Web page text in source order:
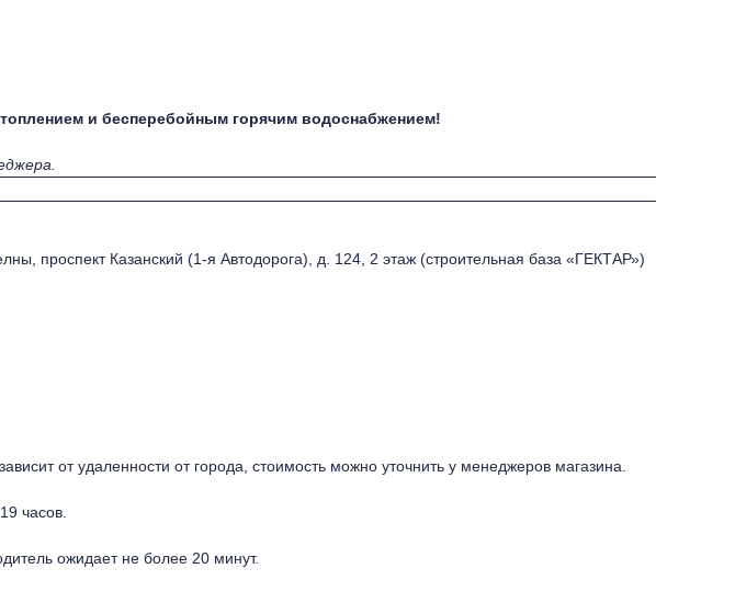
и бесперебойным горячим водоснабжением!
проспект Казанский (1-я Автодорога), д. 124, 2 этаж (строительная база «ГЕКТАР»)
от удаленности от города, стоимость можно уточнить у менеджеров магазина.
часов.
ожидает не более 20 минут.